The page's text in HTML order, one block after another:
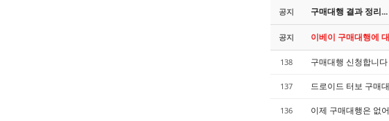
공지 구매대행 결과 정리
공지 이베이 구매대행에
138 구매대행 신청합니다
137 드로이드 터보 구매
136 이제 구매대행은 없